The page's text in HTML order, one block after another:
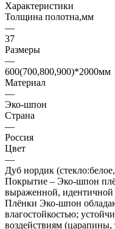
Характеристики
Толщина полотна,мм
—
37
Размеры
—
600(700,800,900)*2000мм
Материал
—
Эко-шпон
Страна
—
Россия
Цвет
—
Дуб нордик
Покрытие – Эко-шпон
выраженной, идентичной
Плёнки Эко-шпон
влагостойкостью;
воздействиям